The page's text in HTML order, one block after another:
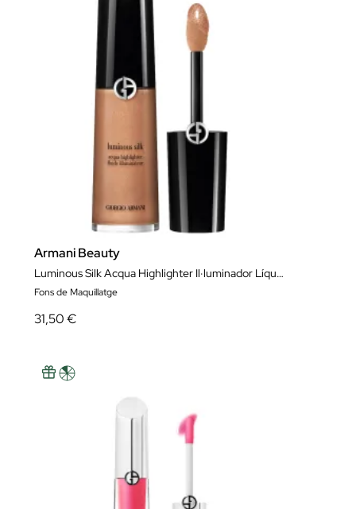
Armani Beauty
Luminous Silk Acqua Highlighter Il·luminador Líquid Aquós
Fons de Maquillatge
31,50 €